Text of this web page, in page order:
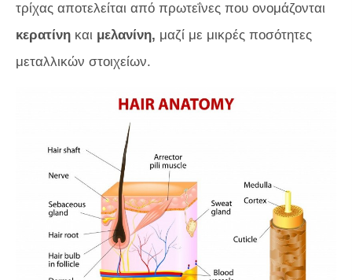
τρίχας αποτελείται από πρωτεΐνες που ονομάζονται
κερατίνη και μελανίνη, μαζί με μικρές ποσότητες
μεταλλικών στοιχείων.